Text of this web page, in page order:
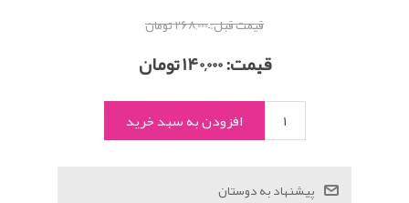
قیمت قبل:268,000 تومان
قیمت:140,000 تومان